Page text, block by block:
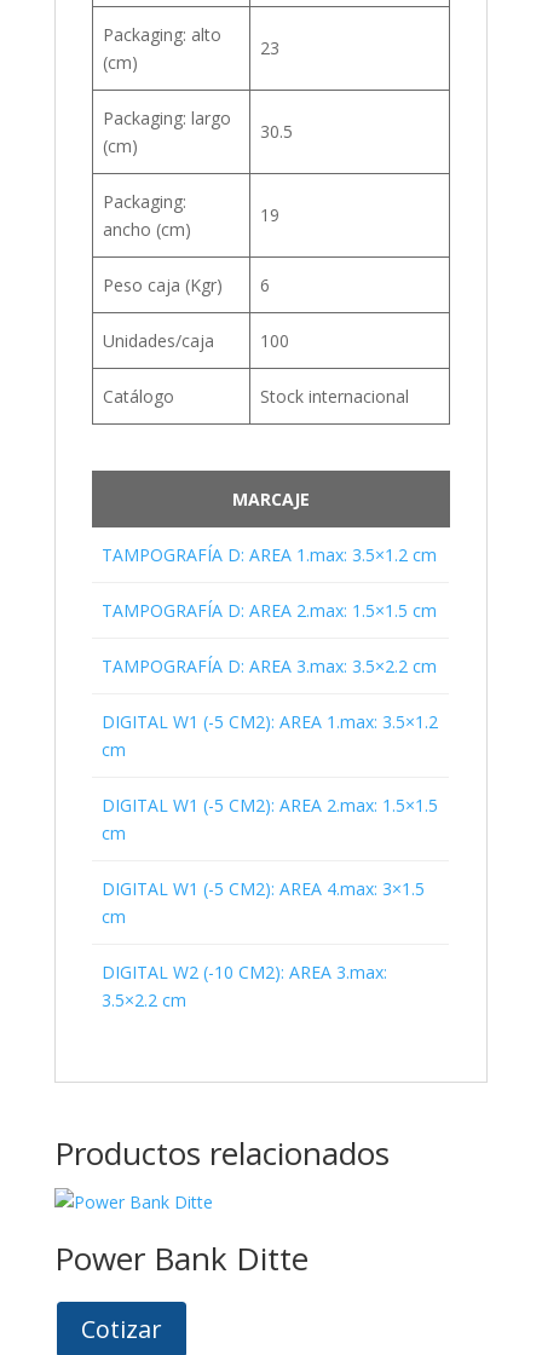
Packaging: alto
(cm)
23
Packaging: largo
(cm)
30.5
Packaging:
ancho (cm)
19
Peso caja (Kgr) 6
Unidades/caja 100
Catálogo Stock internacional
MARCAJE
TAMPOGRAFÍA D: AREA 1.max: 3.5×1.2 cm
TAMPOGRAFÍA D: AREA 2.max: 1.5×1.5 cm
TAMPOGRAFÍA D: AREA 3.max: 3.5×2.2 cm
DIGITAL W1 (-5 CM2): AREA 1.max: 3.5×1.2
cm
DIGITAL W1 (-5 CM2): AREA 2.max: 1.5×1.5
cm
DIGITAL W1 (-5 CM2): AREA 4.max: 3×1.5
cm
DIGITAL W2 (-10 CM2): AREA 3.max:
3.5×2.2 cm
Productos relacionados
Power Bank Ditte
Cotizar